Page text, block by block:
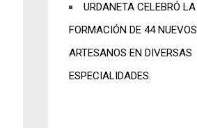
URDANETA CELEBRÓ LA
FORMACIÓN DE 44 NUEVOS
ARTESANOS EN DIVERSAS
ESPECIALIDADES.